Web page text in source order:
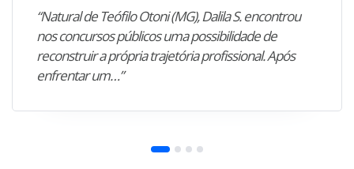
“Natural de Teófilo Otoni (MG), Dalila S. encontrou
nos concursos públicos uma possibilidade de
reconstruir a própria trajetória profissional. Após
enfrentar um…”